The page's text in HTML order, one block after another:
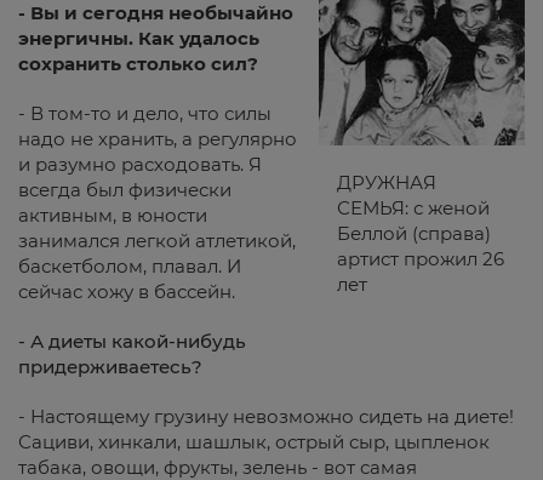
ДРУЖНАЯ
СЕМЬЯ: с женой
Беллой (справа)
артист прожил 26
лет
- Вы и сегодня необычайно
энергичны. Как удалось
сохранить столько сил?
- В том-то и дело, что силы
надо не хранить, а регулярно
и разумно расходовать. Я
всегда был физически
активным, в юности
занимался легкой атлетикой,
баскетболом, плавал. И
сейчас хожу в бассейн.
- А диеты какой-нибудь
придерживаетесь?
- Настоящему грузину невозможно сидеть на диете!
Сациви, хинкали, шашлык, острый сыр, цыпленок
табака, овощи, фрукты, зелень - вот самая